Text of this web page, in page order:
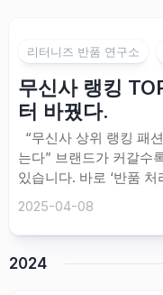
리터니즈 반품 연구소
무신사 랭킹
터 바꿨다.
“무신사 상위 랭킹 패
는다” 브랜드가 커갈수
있습니다. 바로 ‘반품 처
2025-04-08
2024